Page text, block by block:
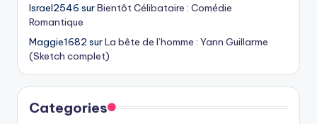
Israel2546 surBientôt Célibataire : Comédie
Romantique
Maggie1682 surLa bête de l’homme : Yann Guillarme
(Sketch complet)
Categories